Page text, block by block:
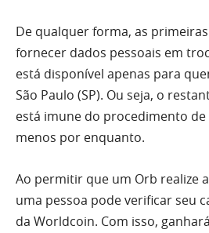
De qualquer forma, as
fornecer dados pessoais em
está disponível apenas para
São Paulo (SP). Ou seja, o
está imune do procedimento
menos por enquanto.
Ao permitir que um Orb realize
uma pessoa pode verificar seu
da Worldcoin. Com isso,